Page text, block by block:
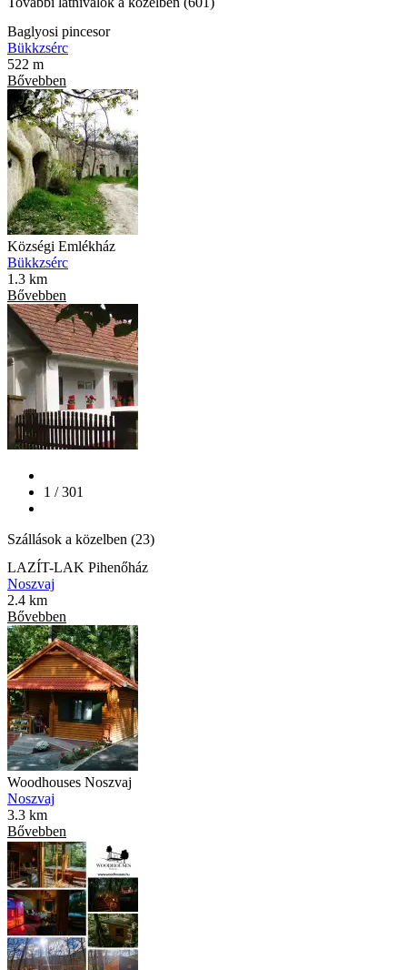
Baglyosi pincesor
Bükkzsérc
522 m
Bővebben
Községi Emlékház
Bükkzsérc
1.3 km
Bővebben
1 / 301
Szállások a közelben (23)
LAZÍT-LAK Pihenőház
Noszvaj
2.4 km
Bővebben
Woodhouses Noszvaj
Noszvaj
3.3 km
Bővebben